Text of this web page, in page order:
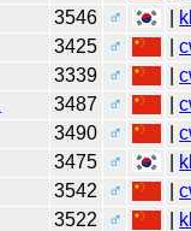
3546 ♂
3425 ♂ |
3339 ♂ |
3487 ♂ |
3490 ♂ |
3475 ♂
3542 ♂ |
3522 ♂